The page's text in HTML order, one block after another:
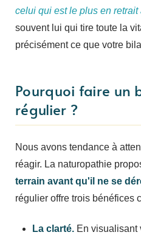
celui qui est le plus en
souvent lui qui tire toute la
précisément ce que votre
Pourquoi faire un
régulier ?
Nous avons tendance à
réagir. La naturopathie
terrain avant qu'il ne se
régulier offre trois bénéfices
La clarté. En visualisant